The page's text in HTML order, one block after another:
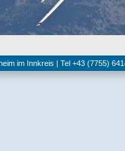
im Innkreis | Tel +43 (7755)